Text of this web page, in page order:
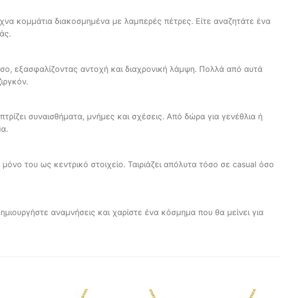
κομμάτια διακοσμημένα με λαμπερές πέτρες. Είτε αναζητάτε ένα
εξασφαλίζοντας αντοχή και διαχρονική λάμψη. Πολλά από αυτά
συναισθήματα, μνήμες και σχέσεις. Από δώρα για γενέθλια ή
του ως κεντρικό στοιχείο. Ταιριάζει απόλυτα τόσο σε casual όσο
αναμνήσεις και χαρίστε ένα κόσμημα που θα μείνει για